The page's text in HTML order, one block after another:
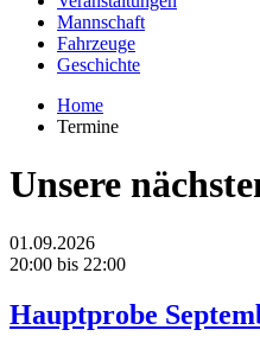
Mannschaft
Fahrzeuge
Geschichte
Home
Termine
Unsere
01.09.2026
20:00 bis 22:00
Hauptprobe